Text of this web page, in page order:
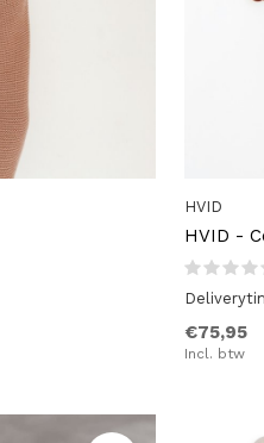
HVID
HVID -
€75,95
Incl. btw